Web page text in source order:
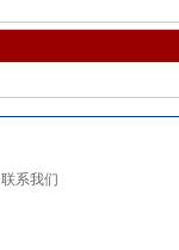
联系我们